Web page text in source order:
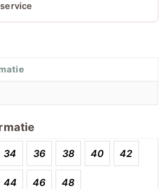
34 36 38 40 42
44 46 48